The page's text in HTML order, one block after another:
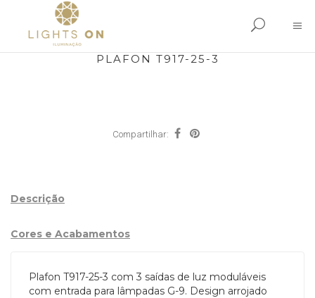
PLAFON T917-25-3
Compartilhar:
Descrição
Cores e Acabamentos
Plafon T917-25-3 com 3 saídas de luz moduláveis
com entrada para lâmpadas G-9. Design arrojado